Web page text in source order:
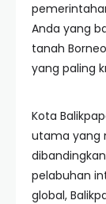
Anda yang
tanah
yang paling
Kota
utama yang
pelabuhan
global,